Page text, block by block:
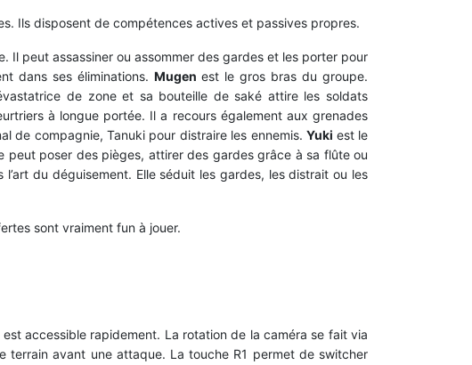
Ils disposent de compétences actives et passives propres.
Il peut assassiner ou assommer des gardes et les porter pour
dans ses éliminations. Mugen est le gros bras du groupe.
de zone et sa bouteille de saké attire les soldats
à longue portée. Il a recours également aux grenades
de compagnie, Tanuki pour distraire les ennemis.Yuki est le
peut poser des pièges, attirer des gardes grâce à sa flûte ou
l’art du déguisement. Elle séduit les gardes, les distrait ou les
sont vraiment fun à jouer.
accessible rapidement. La rotation de la caméra se fait via
terrain avant une attaque. La touche R1 permet de switcher